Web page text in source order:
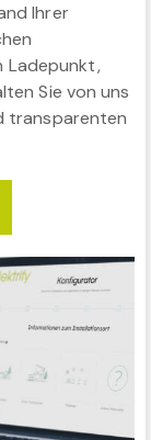
Ihrer
Ladepunkt,
Sie von uns
transparenten